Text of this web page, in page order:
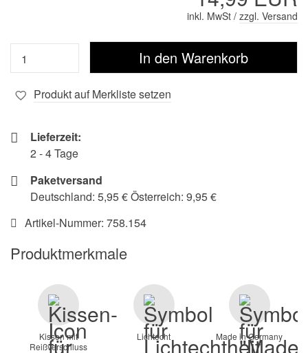
inkl. MwSt / zzgl. Versand
Produkt auf Merkliste setzen
Lieferzeit:
2 - 4 Tage
Paketversand
Deutschland: 5,95 € Österreich: 9,95 €
Artikel-Nummer: 758.154
Produktmerkmale
Kissen mit
Reißverschluss
Lichtecht Made in Germany